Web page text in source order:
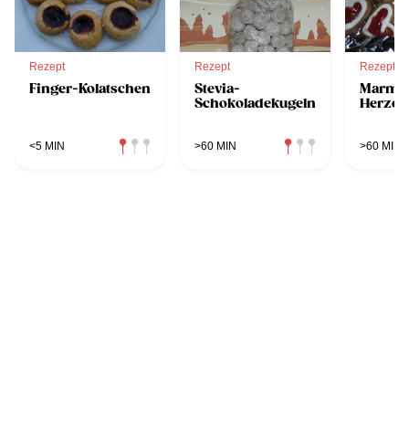
Rezept
Finger-Kolatschen
<5 MIN
Rezept
Stevia-
Schokoladekugeln
>60 MIN
Rezept
Herzen
>60 MIN